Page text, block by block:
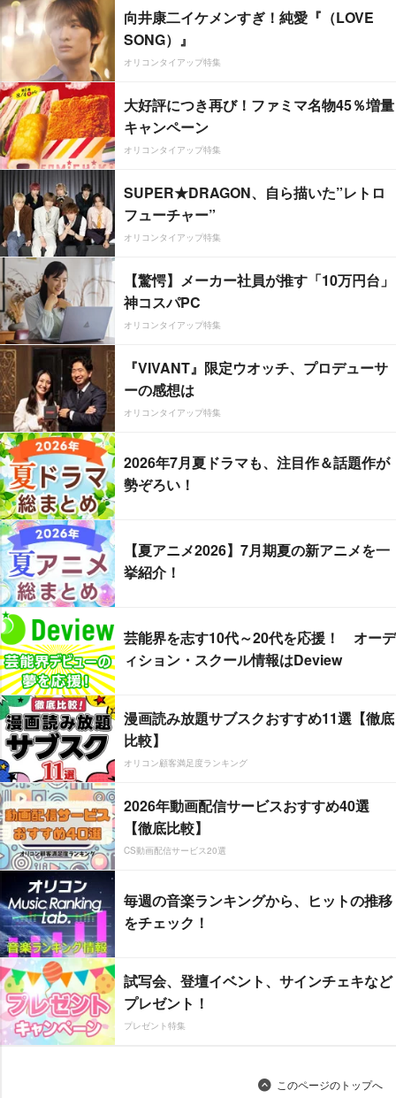
向井康二イケメンすぎ！純愛『（LOVE
SONG）』
オリコンタイアップ特集
大好評につき再び！ファミマ名物45％増量
キャンペーン
オリコンタイアップ特集
SUPER★DRAGON、自ら描いた”レトロ
フューチャー”
オリコンタイアップ特集
【驚愕】メーカー社員が推す「10万円台」
神コスパPC
オリコンタイアップ特集
『VIVANT』限定ウオッチ、プロデューサ
ーの感想は
オリコンタイアップ特集
2026年7月夏ドラマも、注目作＆話題作が
勢ぞろい！
【夏アニメ2026】7月期夏の新アニメを一
挙紹介！
芸能界を志す10代～20代を応援！ オーデ
ィション・スクール情報はDeview
漫画読み放題サブスクおすすめ11選【徹底
比較】
オリコン顧客満足度ランキング
2026年動画配信サービスおすすめ40選
【徹底比較】
CS動画配信サービス20選
毎週の音楽ランキングから、ヒットの推移
をチェック！
試写会、登壇イベント、サインチェキなど
プレゼント！
プレゼント特集
このページのトップへ